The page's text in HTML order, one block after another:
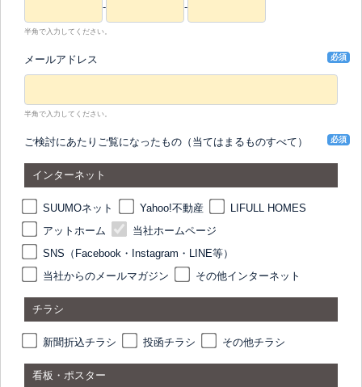
- -
半角で入力してください。
メールアドレス 必須
半角で入力してください。
ご検討にあたりご覧になったもの（当てはまるものすべて） 必須
インターネット
SUUMOネット Yahoo!不動産
LIFULL HOMES
アットホーム
当社ホームページ
SNS（Facebook・Instagram・LINE等）
当社からのメールマガジン
その他インターネット
チラシ
新聞折込チラシ 投函チラシ その他チラシ
看板・ポスター